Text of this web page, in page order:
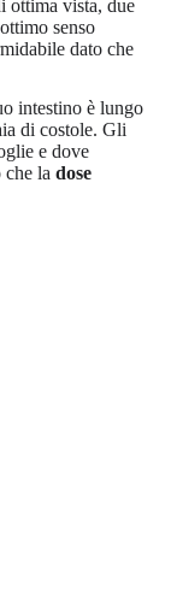
ottima vista, due
senso
dato che
intestino è lungo
di costole. Gli
e dove
che la dose